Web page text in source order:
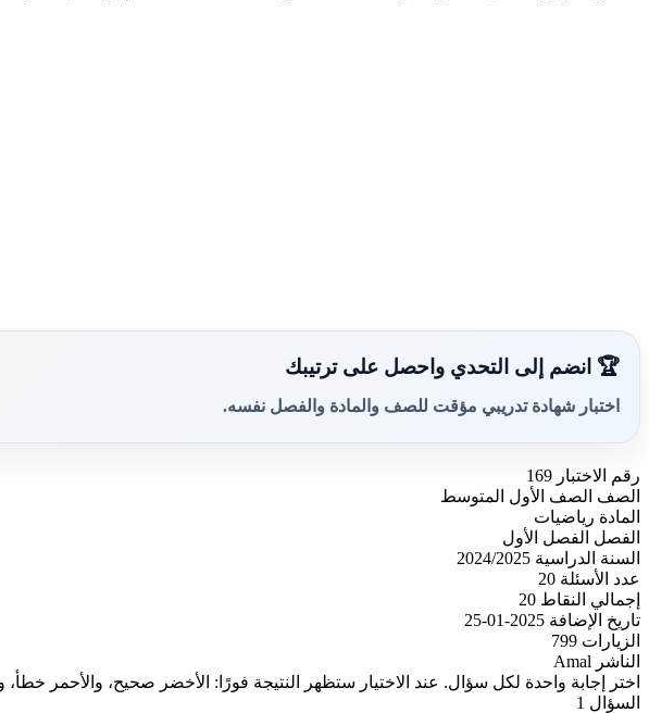
🏆 انضم إلى التحدي واحصل على ترتيبك
اختبار شهادة تدريبي مؤقت للصف والمادة والفصل نفسه.
رقم الاختبار 169
الصف الصف الأول المتوسط
المادة رياضيات
الفصل الفصل الأول
السنة الدراسية 2024/2025
عدد الأسئلة 20
إجمالي النقاط 20
تاريخ الإضافة 2025-01-25
الزيارات 799
الناشر Amal
اختر إجابة واحدة لكل سؤال. عند الاختيار ستظهر النتيجة فورًا: الأخضر صحيح، والأحمر
السؤال 1